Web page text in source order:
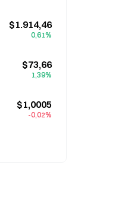
$1.914,46
0,61%
$73,66
1,39%
$1,0005
-0,02%